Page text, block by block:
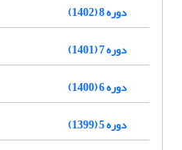
دوره 8 (1402)
دوره 7 (1401)
دوره 6 (1400)
دوره 5 (1399)